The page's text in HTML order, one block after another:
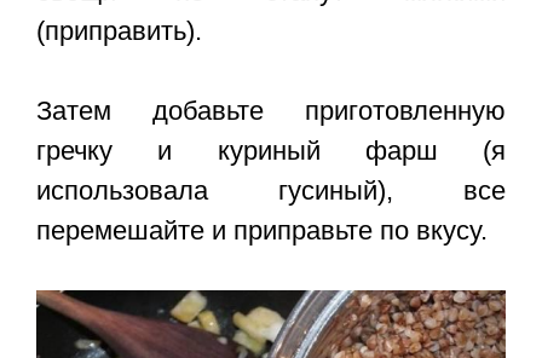
(приправить).
Затем добавьте приготовленную
гречку и куриный фарш (я
использовала гусиный), все
перемешайте и приправьте по вкусу.